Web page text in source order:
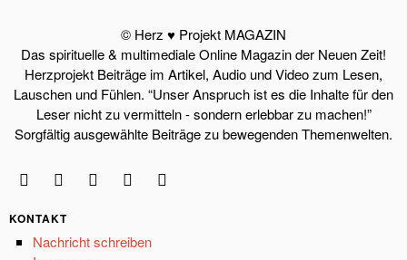
© Herz ♥ Projekt MAGAZIN
Das spirituelle & multimediale Online Magazin der Neuen Zeit!
Herzprojekt Beiträge im Artikel, Audio und Video zum Lesen,
Lauschen und Fühlen. “Unser Anspruch ist es die Inhalte für den
Leser nicht zu vermitteln - sondern erlebbar zu machen!”
Sorgfältig ausgewählte Beiträge zu bewegenden Themenwelten.
KONTAKT
Nachricht schreiben